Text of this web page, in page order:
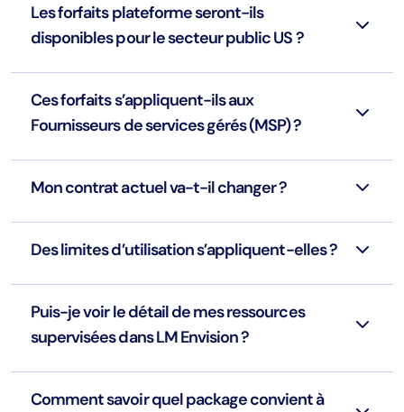
Les forfaits plateforme seront-ils
disponibles pour le secteur public US ?
Ces forfaits s’appliquent-ils aux
Fournisseurs de services gérés (MSP) ?
Mon contrat actuel va-t-il changer ?
Des limites d’utilisation s’appliquent-elles ?
Puis-je voir le détail de mes ressources
supervisées dans LM Envision ?
Comment savoir quel package convient à